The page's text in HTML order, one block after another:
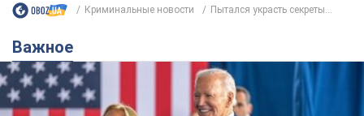
Криминальные новости Пытался украсть секреты...
Важное